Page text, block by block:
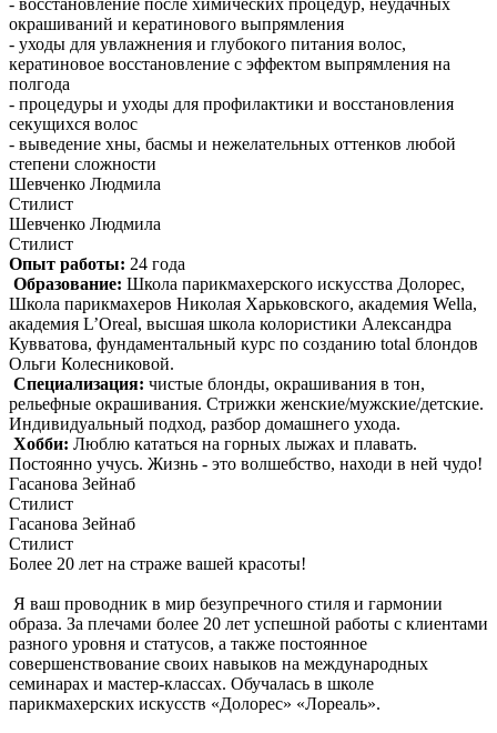
- восстановление после химических процедур, неудачных
окрашиваний и кератинового выпрямления
- уходы для увлажнения и глубокого питания волос,
кератиновое восстановление с эффектом выпрямления на
полгода
- процедуры и уходы для профилактики и восстановления
секущихся волос
- выведение хны, басмы и нежелательных оттенков любой
степени сложности
Шевченко Людмила
Стилист
Шевченко Людмила
Стилист
Опыт работы: 24 года
Образование: Школа парикмахерского искусства Долорес,
Школа парикмахеров Николая Харьковского, академия Wella,
академия L’Oreal, высшая школа колористики Александра
Кувватова, фундаментальный курс по созданию total блондов
Ольги Колесниковой.
Специализация: чистые блонды, окрашивания в тон,
рельефные окрашивания. Стрижки женские/мужские/детские.
Индивидуальный подход, разбор домашнего ухода.
Хобби: Люблю кататься на горных лыжах и плавать.
Постоянно учусь. Жизнь - это волшебство, находи в ней чудо!
Гасанова Зейнаб
Стилист
Гасанова Зейнаб
Стилист
Более 20 лет на страже вашей красоты!
Я ваш проводник в мир безупречного стиля и гармонии
образа. За плечами более 20 лет успешной работы с клиентами
разного уровня и статусов, а также постоянное
совершенствование своих навыков на международных
семинарах и мастер-классах. Обучалась в школе
парикмахерских искусств «Долорес» «Лореаль».